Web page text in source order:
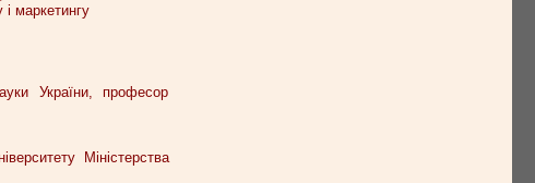
маркетингу
України, професор
Міністерства